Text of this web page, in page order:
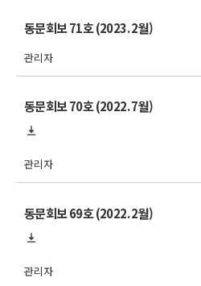
동문회보 71호 (2023. 2월)
관리자
동문회보 70호 (2022. 7월)
관리자
동문회보 69호 (2022. 2월)
관리자